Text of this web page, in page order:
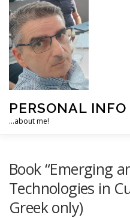
Skip
content
PERSONAL
…about me!
DEVELOPMENT
Book “Emerging
Technologies in
Greek only)